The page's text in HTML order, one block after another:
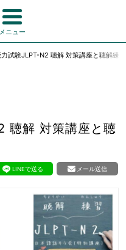
メニュー
力試験JLPT-N2 聴解 対策講座と聴解
聴解 対策講座と聴
LINEで送る メール送信